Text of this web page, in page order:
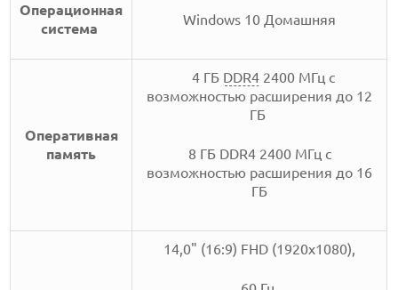
Операционная
система
Windows 10 Домашняя
Оперативная
память
4 ГБ DDR42400 МГц с
возможностью расширения до 12
ГБ
8 ГБ DDR4 2400 МГц с
возможностью расширения до 16
ГБ
14,0" (16:9) FHD (1920x1080),